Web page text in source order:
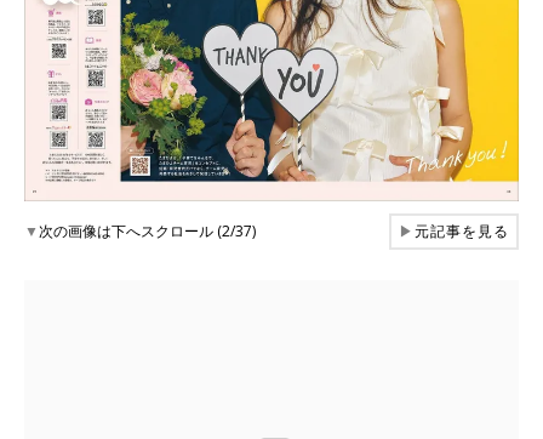
▼次の画像は下へスクロール (2/37) ▶元記事を見る